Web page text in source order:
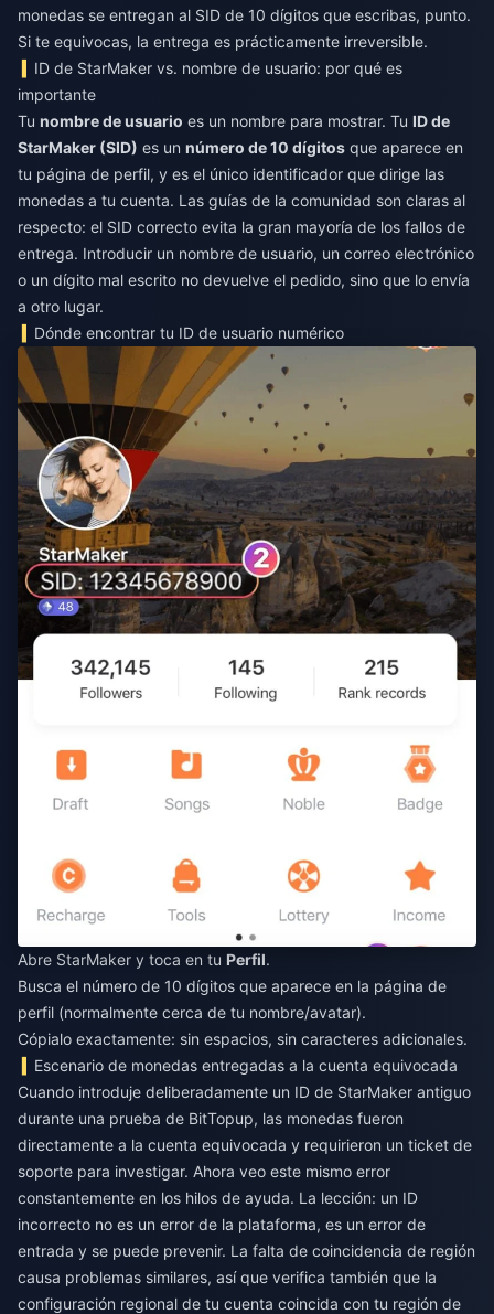
monedas se entregan al SID de 10 dígitos que escribas, punto.
Si te equivocas, la entrega es prácticamente irreversible.
ID de StarMaker vs. nombre de usuario: por qué es
importante
Tu nombre de usuario es un nombre para mostrar. Tu ID de
StarMaker (SID) es un número de 10 dígitos que aparece en
tu página de perfil, y es el único identificador que dirige las
monedas a tu cuenta. Las guías de la comunidad son claras al
respecto: el SID correcto evita la gran mayoría de los fallos de
entrega. Introducir un nombre de usuario, un correo electrónico
o un dígito mal escrito no devuelve el pedido, sino que lo envía
a otro lugar.
Dónde encontrar tu ID de usuario numérico
Abre StarMaker y toca en tu Perfil.
Busca el número de 10 dígitos que aparece en la página de
perfil (normalmente cerca de tu nombre/avatar).
Cópialo exactamente: sin espacios, sin caracteres adicionales.
Escenario de monedas entregadas a la cuenta equivocada
Cuando introduje deliberadamente un ID de StarMaker antiguo
durante una prueba de BitTopup, las monedas fueron
directamente a la cuenta equivocada y requirieron un ticket de
soporte para investigar. Ahora veo este mismo error
constantemente en los hilos de ayuda. La lección: un ID
incorrecto no es un error de la plataforma, es un error de
entrada y se puede prevenir. La falta de coincidencia de región
causa problemas similares, así que verifica también que la
configuración regional de tu cuenta coincida con tu región de